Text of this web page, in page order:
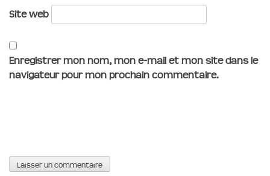
Site web
Enregistrer mon nom, mon e-mail et mon site dans le
navigateur pour mon prochain commentaire.